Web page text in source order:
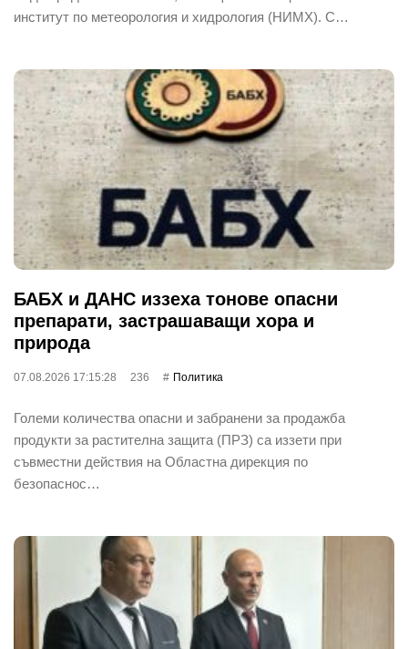
институт по метеорология и хидрология (НИМХ). С…
БАБХ и ДАНС иззеха тонове опасни
препарати, застрашаващи хора и
природа
07.08.2026 17:15:28 236 Политика
Големи количества опасни и забранени за продажба
продукти за растителна защита (ПРЗ) са иззети при
съвместни действия на Областна дирекция по
безопаснос…